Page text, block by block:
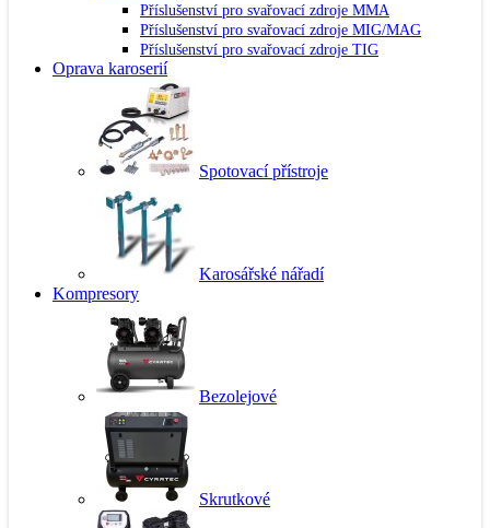
Příslušenství pro svařovací zdroje MMA
Příslušenství pro svařovací zdroje MIG/MAG
Příslušenství pro svařovací zdroje TIG
Oprava karoserií
Spotovací přístroje
Karosářské nářadí
Kompresory
Bezolejové
Skrutkové